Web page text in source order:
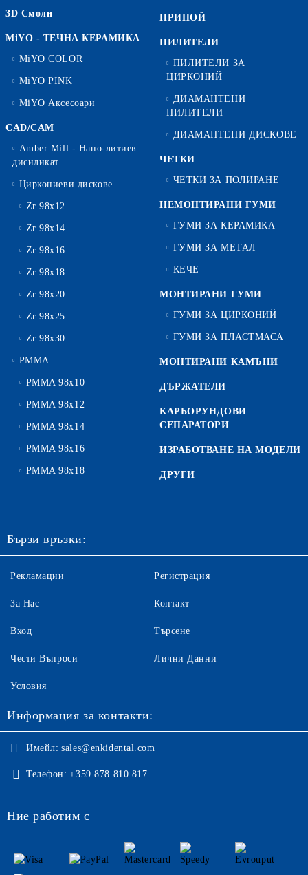
3D Смоли
MiYO - ТЕЧНА КЕРАМИКА
MiYO COLOR
MiYO PINK
MiYO Аксесоари
CAD/CAM
Amber Mill - Нано-литиев
дисиликат
Циркониеви дискове
Zr 98x12
Zr 98x14
Zr 98x16
Zr 98x18
Zr 98x20
Zr 98x25
Zr 98x30
PMMA
PMMA 98x10
PMMA 98x12
PMMA 98x14
PMMA 98x16
PMMA 98x18
ПРИПОЙ
ПИЛИТЕЛИ
ПИЛИТЕЛИ ЗА
ЦИРКОНИЙ
ДИАМАНТЕНИ
ПИЛИТЕЛИ
ДИАМАНТЕНИ ДИСКОВЕ
ЧЕТКИ
ЧЕТКИ ЗА ПОЛИРАНЕ
НЕМОНТИРАНИ ГУМИ
ГУМИ ЗА КЕРАМИКА
ГУМИ ЗА МЕТАЛ
КЕЧЕ
МОНТИРАНИ ГУМИ
ГУМИ ЗА ЦИРКОНИЙ
ГУМИ ЗА ПЛАСТМАСА
МОНТИРАНИ КАМЪНИ
ДЪРЖАТЕЛИ
КАРБОРУНДОВИ
СЕПАРАТОРИ
ИЗРАБОТВАНЕ НА МОДЕЛИ
ДРУГИ
Бързи връзки:
Рекламации
За Нас
Вход
Чести Въпроси
Регистрация
Контакт
Търсене
Лични Данни
Условия
Информация за контакти:
Имейл: sales@enkidental.com
Телефон: +359 878 810 817
Ние работим с